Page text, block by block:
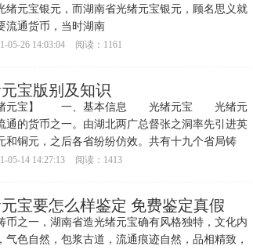
绪元宝银元，而湖南省光绪元宝银元，顾名思义就
流通货币，当时湖南
05-26 14:03:04 阅读：1161
宝版别及知识
元宝】 一、基本信息 光绪元宝 光绪元
通的货币之一。由湖北两广总督张之洞率先引进英
和铜元，之后各省纷纷仿效。共有十九个省局铸
方省所铸
05-14 14:27:13 阅读：1413
宝要怎么样鉴定 免费鉴定真假
之一，湖南省造光绪元宝确有风格独特，文化内
气色自然，包浆古道，流通痕迹自然，品相精致，